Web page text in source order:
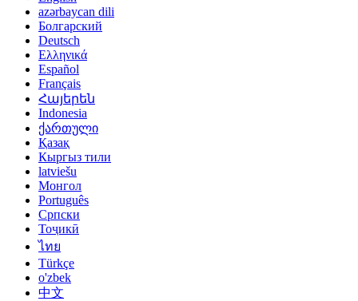
azərbaycan dili
Болгарский
Deutsch
Ελληνικά
Español
Français
Հայերեն
Indonesia
ქართული
Қазақ
Кыргыз тили
latviešu
Монгол
Português
Српски
Тоҷикӣ
ไทย
Türkçe
o'zbek
中文